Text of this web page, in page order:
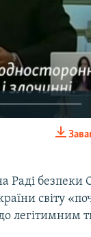
Раді
світу
легітимним